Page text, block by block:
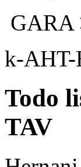
GARA
k-
Todo
TAV